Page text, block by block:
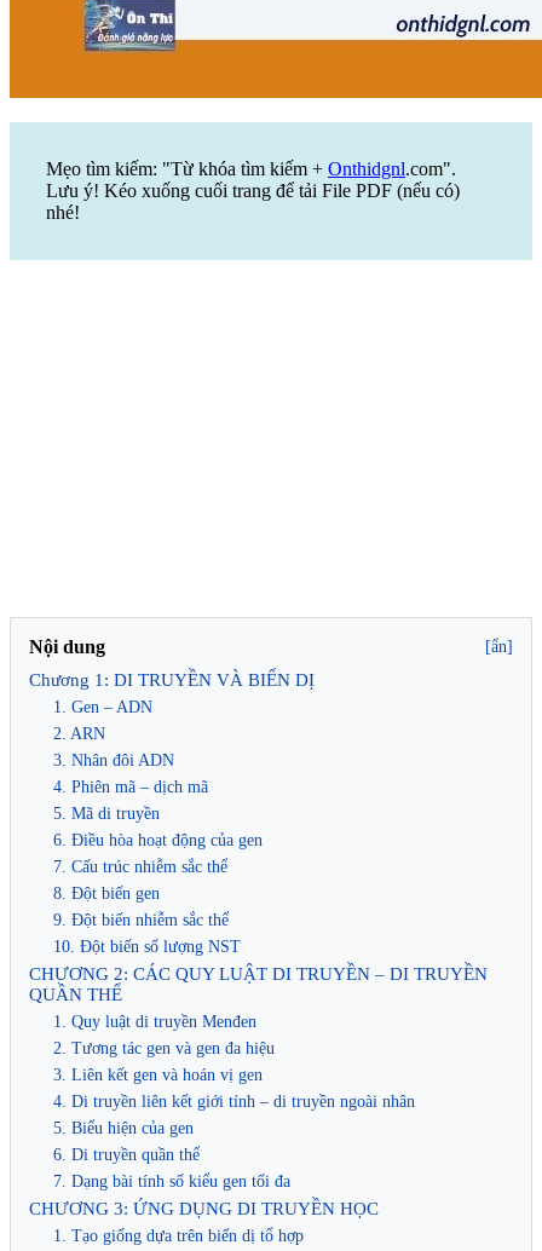
Mẹo tìm kiếm: "Từ khóa tìm kiếm + Onthidgnl.com".
Lưu ý! Kéo xuống cuối trang để tải File PDF (nếu có)
nhé!
Nội dung [ẩn]
Chương 1: DI TRUYỀN VÀ BIẾN DỊ
1. Gen – ADN
2. ARN
3. Nhân đôi ADN
4. Phiên mã – dịch mã
5. Mã di truyền
6. Điều hòa hoạt động của gen
7. Cấu trúc nhiễm sắc thể
8. Đột biến gen
9. Đột biến nhiễm sắc thể
10. Đột biến số lượng NST
CHƯƠNG 2: CÁC QUY LUẬT DI TRUYỀN – DI TRUYỀN
QUẦN THỂ
1. Quy luật di truyền Menđen
2. Tương tác gen và gen đa hiệu
3. Liên kết gen và hoán vị gen
4. Di truyền liên kết giới tính – di truyền ngoài nhân
5. Biểu hiện của gen
6. Di truyền quần thể
7. Dạng bài tính số kiểu gen tối đa
CHƯƠNG 3: ỨNG DỤNG DI TRUYỀN HỌC
1. Tạo giống dựa trên biến dị tổ hợp